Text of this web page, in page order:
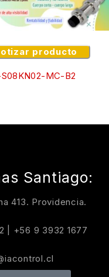
producto
S08KN02-MC-B2
Santiago:
413. Providencia.
+56 9 3932 1677